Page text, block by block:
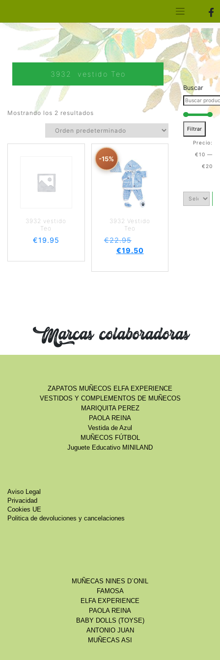
3932 vestido Teo
Mostrando los 2 resultados
3932 vestido
Teo
€19.95
-15%
3932 Vestido
Teo
€22.95
€19.50
Buscar
Filtrar
Precio:
€10 —
€20
Marcas colaboradoras
ZAPATOS MUÑECOS ELFA EXPERIENCE
VESTIDOS Y COMPLEMENTOS DE MUÑECOS
MARIQUITA PEREZ
PAOLA REINA
Vestida de Azul
MUÑECOS FÚTBOL
Juguete Educativo MINILAND
Aviso Legal
Privacidad
Cookies UE
Politica de devoluciones y cancelaciones
MUÑECAS NINES D´ONIL
FAMOSA
ELFA EXPERIENCE
PAOLA REINA
BABY DOLLS (TOYSE)
ANTONIO JUAN
MUÑECAS ASI